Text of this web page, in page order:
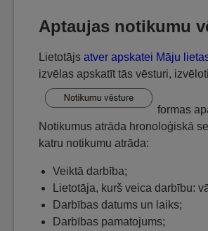
Aptaujas notikumu
Lietotājs atver apskatei Māju
izvēlas apskatīt tās vēsturi,
formas
Notikumus atrāda hronoloģiskā
katru notikumu atrāda:
Veiktā darbība;
Lietotāja, kurš veica darbību:
Darbības datums un laiks;
Darbības pamatojums;